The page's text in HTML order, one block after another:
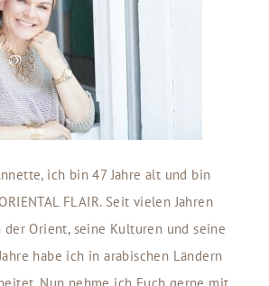
ich bin 47 Jahre alt und bin
FLAIR. Seit vielen Jahren
Orient, seine Kulturen und seine
habe ich in arabischen Ländern